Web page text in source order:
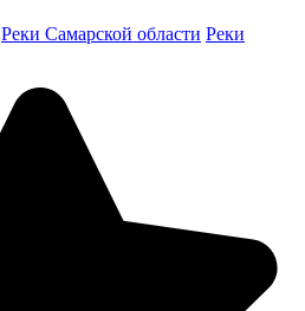
Реки Самарской области Реки